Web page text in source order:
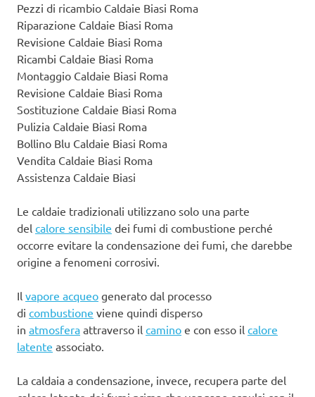
Pezzi di ricambio Caldaie Biasi Roma
Riparazione Caldaie Biasi Roma
Revisione Caldaie Biasi Roma
Ricambi Caldaie Biasi Roma
Montaggio Caldaie Biasi Roma
Revisione Caldaie Biasi Roma
Sostituzione Caldaie Biasi Roma
Pulizia Caldaie Biasi Roma
Bollino Blu Caldaie Biasi Roma
Vendita Caldaie Biasi Roma
Assistenza Caldaie Biasi
Le caldaie tradizionali utilizzano solo una parte
del calore sensibile dei fumi di combustione perché
occorre evitare la condensazione dei fumi, che darebbe
origine a fenomeni corrosivi.
Il vapore acqueo generato dal processo
di combustione viene quindi disperso
in atmosfera attraverso il camino e con esso il calore
latente associato.
La caldaia a condensazione, invece, recupera parte del